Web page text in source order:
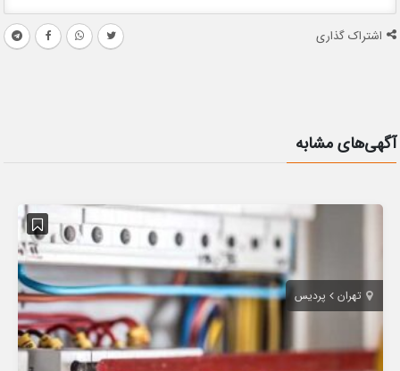
اشتراک گذاری
آگهی‌های مشابه
تهران پردیس